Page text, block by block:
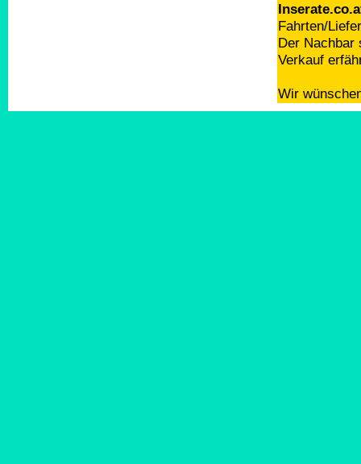
Fahrten/
Der Nachbar
Verkauf
Wir